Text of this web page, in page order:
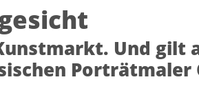
Und gilt
Porträtmaler